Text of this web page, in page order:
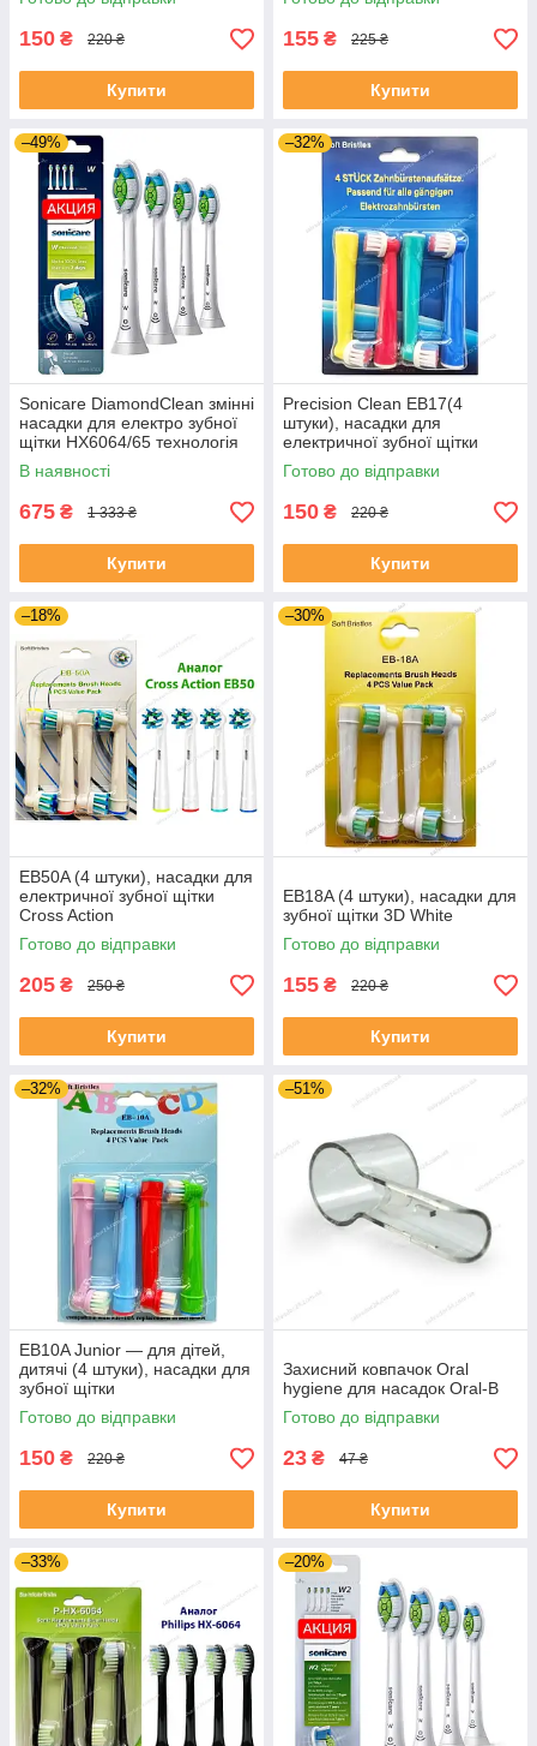
150 ₴ 220 ₴
Купити
155 ₴ 225 ₴
Купити
–49%
Sonicare DiamondClean змінні
насадки для електро зубної
щітки HX6064/65 технологія
BrushSync 4 шт.
В наявності
675 ₴ 1 333 ₴
Купити
–32%
Precision Clean EB17(4
штуки), насадки для
електричної зубної щітки
Oral-B гігієна порожнини рота
Готово до відправки
150 ₴ 220 ₴
Купити
–18%
EB50A (4 штуки), насадки для
електричної зубної щітки
Cross Action
Готово до відправки
205 ₴ 250 ₴
Купити
–30%
EB18A (4 штуки), насадки для
зубної щітки 3D White
Готово до відправки
155 ₴ 220 ₴
Купити
–32%
EB10A Junior — для дітей,
дитячі (4 штуки), насадки для
зубної щітки
Готово до відправки
150 ₴ 220 ₴
Купити
–51%
Захисний ковпачок Oral
hygiene для насадок Oral-B
Готово до відправки
23 ₴ 47 ₴
Купити
–33% –20%